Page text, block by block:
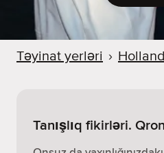
Təyinat yerləri ›
Tanışlıq fikirləri.